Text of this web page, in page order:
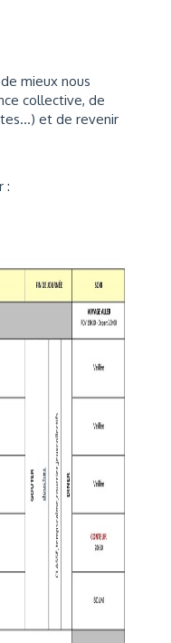
mieux nous
collective, de
et de revenir
: